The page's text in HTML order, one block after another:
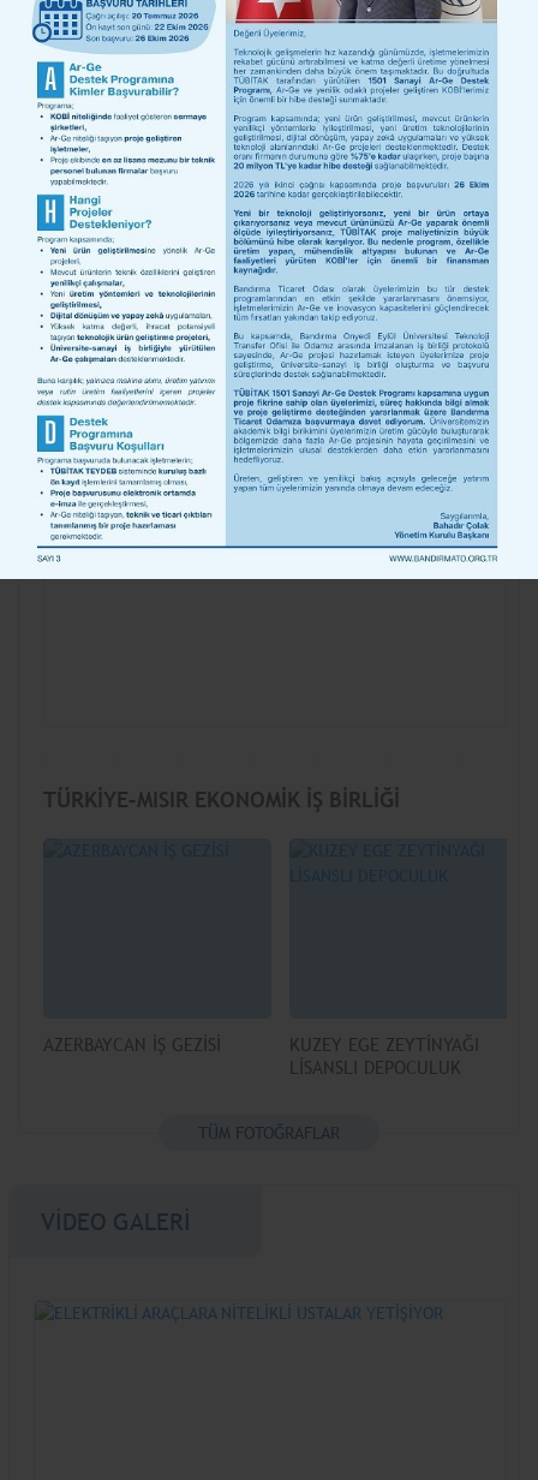
ÜYE İNDİRİM
ANLAŞMALARI
YAYINLARIMIZ
FOTO GALERİ
TÜRKİYE–MISIR EKONOMİK İŞ BİRLİĞİ
AZERBAYCAN İŞ GEZİSİ
KUZEY EGE ZEYTİNYAĞI
LİSANSLI DEPOCULUK
TÜM FOTOĞRAFLAR
VİDEO GALERİ